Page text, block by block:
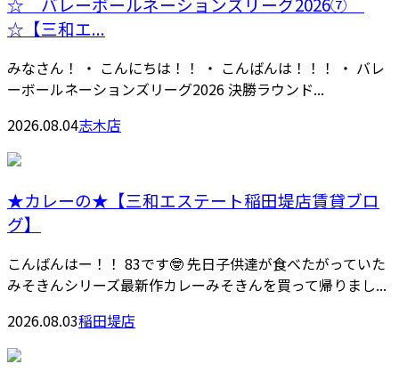
☆【三和エ...
みなさん！ ・ こんにちは！！ ・ こんばんは！！！ ・ バレ
ーボールネーションズリーグ2026 決勝ラウンド...
2026.08.04志木店
★カレーの★【三和エステート稲田堤店賃貸ブロ
グ】
こんばんはー！！ 83です🤓 先日子供達が食べたがっていた
みそきんシリーズ最新作カレーみそきんを買って帰りまし...
2026.08.03稲田堤店